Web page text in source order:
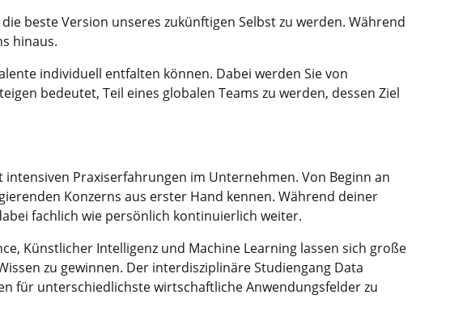
beste Version unseres zukünftigen Selbst zu werden. Während
hinaus.
individuell entfalten können. Dabei werden Sie von
bedeutet, Teil eines globalen Teams zu werden, dessen Ziel
Praxiserfahrungen im Unternehmen. Von Beginn an
Konzerns aus erster Hand kennen. Während deiner
fachlich wie persönlich kontinuierlich weiter.
Künstlicher Intelligenz und Machine Learning lassen sich große
zu gewinnen. Der interdisziplinäre Studiengang Data
für unterschiedlichste wirtschaftliche Anwendungsfelder zu